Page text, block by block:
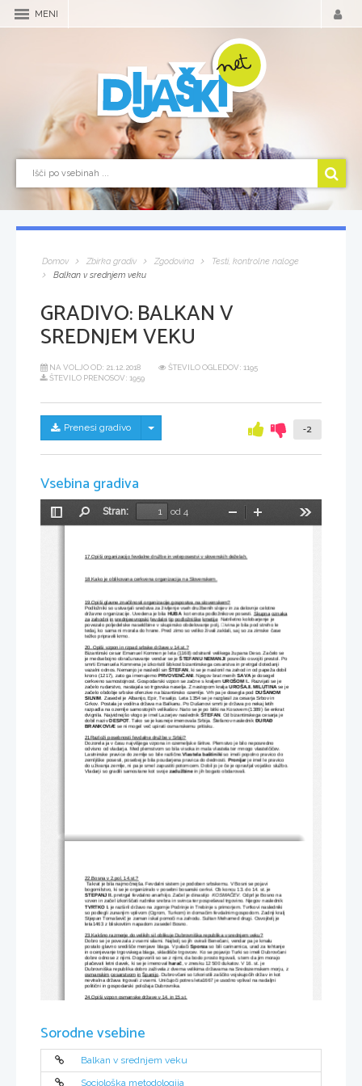
MENI
Domov Zbirka gradiv Zgodovina
Testi, kontrolne naloge
Balkan v srednjem veku
GRADIVO:BALKAN V
SREDNJEM VEKU
NA VOLJO OD: 21.12.2018
ŠTEVILO OGLEDOV: 1195
ŠTEVILO PRENOSOV: 1959
Prenesi gradivo Skrij/prikaži meni -2
Vsebina gradiva
Preklopi
Stran:
od 4
Pomanjšaj
17.Opiši organizacijo fevdalne družbe in veleposestvi v slovenskih deželah.
18.Kako je oblikovana cerkvena organizacija na Slovenskem.
19.Opiši glavne značilnosti organizacije gospostva na slovenskem?
Podložniki so ustvarjali sredstva za življenje vseh družbenih slojev in za delovnje celotne
državne organizacije. Uvedena je bila HUBA kot enota podložnikove posesti. Skupna oznaka
za zahodni in srednjeevropski fevdalni tip podložniške kmetije Natriletno kolobarjenje je
povezalo poljedelske naseldbine v skupinsko obdelovanje polj. ivina je bila pod streho le
tedaj, ko sama ni morala do hrane. Pred zimo so veliko živali zaklali, saj so za zimske čase
težko pripravili krmo.
20. Opiši vzpon in rzpad srbske države v 14.st.?
Bizantinski cesar Emanuel Komnen je leta (1168) odstranil velikega župana Deso. Začelo se
je medsebojno obračunavanje vendar se je ŠTEFANU NEMANJI posrečilo osvojiti prestol. Po
smrti Emanuela Komnena je izkoristil šibkost bizantinskega cesarstva in pretrgal dotedanji
vazalni odnos. Nemanjo je nasledil sin ŠTEFAN
, ki se je naslonil na zahod in od papeža dobil
krono (1217), zato ga imenujemo PRVOVENČANI . Njegov brat menih SAVA je dosegel
cerkveno samostojnost. Gospodarski vzpon se začne s kraljem
UROŠOM I.
. Razvijati se je
začelo rudarstvo, nastajala so trgovska naselja. Z nastopom kralja
UROŠA.II. MILUTINA se je
začelo obdobje srbske ofenzive na bizantinsko ozemlje. Vrh pa je dosegla pod
DUŠANOM
SILNIM. Zasedel je Albanijo, Epir, Tesalijo. Leta 1354 se je razglasil za cesarja Srbov in
Grkov. Postala je vodilna država na Balkanu. Po Dušanovi smrti je država po nekaj letih
razpadla na ozemlje samostojnih velikašov. Nato se je po bitki na Kosovem (1389) še enkrat
dvignila. Najvidnejšo vlogo je imel Lazarjev naslednik ŠTEFAN. Od bizantinskega cesarja je
dobil naziv DESPOT. Tako se je kasneje imenovala Srbija. Štefanov naslednik ÐURAÐ
BRANKOVIÆ se ni mogel več upirati osmanskemu pritisku.
21Razloži posebnosti fevdalne družbe v Srbiji?
Dozorela ja v času najvišjega vzpona in ozemeljske širitve. Plemstvo je bilo neposredno
odvisno od vladarja. Med plemstvom so bila visoka in mala vlastela ter mnogo vlastelčičev.
Lastninske pravice do zemlje so bile različne.Vlastela baštiniki so imeli popolno pravico do
zemljiške posesti, posebej je bila poudarjena pravica do dednosti. Pronijar je imel le pravico
do uživanja zemlje, ni pa je smel zapustiti potomcem. Dobil jo je če je opravljal vojaško službo.
Vladarji so gradili samostane kot svoje zadužbine in jih bogato obdarovali.
22.Bosna v 2.pol. 14.st.?
Takrat je bila najmočnejša. Fevdalni sistem je podoben srbskemu. V Bosni se pojavi
bogomilstvo, ki se je organiziralo v posebni bosanski cerkvi. Ob koncu 13. do 14. st. je
STEPANJ II. pretrgal fevdalno anarhiijo. Začel je dinastijo KOSMAČEV. Odprl je Bosno na
vzven in začel izkoriščati rudnike srebra in svinca ter pospeševal trgovino. Njegov naslednik
TVRTKO I. je razširil državo na zgornje Podrinje in Trebinje s primorjem. Tvrtkovi nasledniki
so podlegli zunanjim vplivom (Ogrom, Turkom) in domačim fevdalnim gospodom. Zadnji kralj
Stjepan Tomaševič je zaman iskal pomoči na zahodu. Sultan Mehamed drugi. Osvojitelj je
leta1463 z bliskovitim napadom zasedel Bosno.
23.Kakšno razmerje do velikih sil oblikuje Dubrovniška republika v srednjem veku?
Dobro se je povezala z vsemi silami. Najbolj so jih ovirali Benečani, vendar pa je kmalu
postalo glavno središče menjave blaga. V palači Sponza so bili carinarnica, urad za tehtanje
in ocenjevanje trgovskega blaga, skladišče trgovcev. Ko se pojavijo Turki so imeli Dubrovčani
dobre odnose z njimi. Dogovorili so se z njimi, da bodo prosto trgovali, s tem da jim morajo
plačevati letni davek, ki se je imenoval harač , v znesku 12 500 dukatov. V 16. st. je
Dubrovniška republika dobro zaživela z dvema velikima državama na Sredozemskem morju, z
osmanskim cesarstvom in Španijo . Dubrovčani so Izkoristili zaščito vojskujočih držav in kot
nevtralna država trgovali z vsemi. Uničujoči potres leta1667 je usodno vplival na nadaljni
politični in gospodarski položaja Dubrovnika.
24.Opiši vzpon osmanske države v 14. in 15.st.
zaustavljeni pri ANGORI (1402), ko je mongolski osvajalec Timurlenk porazil sultana Bajazida.
Kmalu so si Turki opomogli in tako nadaljevali z osvajanjem nemočnih držav.
gora(1496), usodo Ogrske je kmalu zapečatila turška zmaga pri Mohaču (1526), prvič oblega
25.Kakšna je bila osmanska državna organizacija na Balkanu?
UPRAVNA RAZDELITEV:
osnovne in vojaške upravne enote. Najmanjša upravna fevdalna enota so bile
Sorodne vsebine
Balkan v srednjem veku
Sociološka metodologija